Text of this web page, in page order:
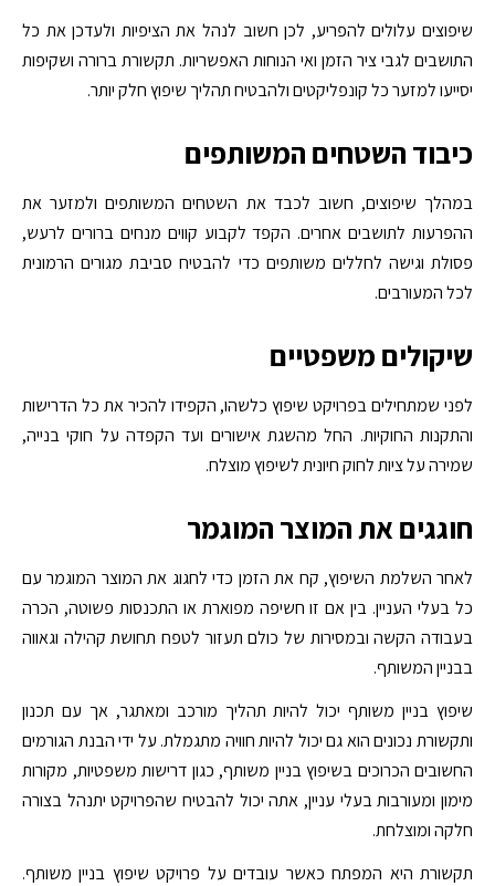
שיפוצים עלולים להפריע, לכן חשוב לנהל את הציפיות ולעדכן את כל
התושבים לגבי ציר הזמן ואי הנוחות האפשריות. תקשורת ברורה ושקיפות
יסייעו למזער כל קונפליקטים ולהבטיח תהליך שיפוץ חלק יותר.
כיבוד השטחים המשותפים
במהלך שיפוצים, חשוב לכבד את השטחים המשותפים ולמזער את
ההפרעות לתושבים אחרים. הקפד לקבוע קווים מנחים ברורים לרעש,
פסולת וגישה לחללים משותפים כדי להבטיח סביבת מגורים הרמונית
לכל המעורבים.
שיקולים משפטיים
לפני שמתחילים בפרויקט שיפוץ כלשהו, הקפידו להכיר את כל הדרישות
והתקנות החוקיות. החל מהשגת אישורים ועד הקפדה על חוקי בנייה,
שמירה על ציות לחוק חיונית לשיפוץ מוצלח.
חוגגים את המוצר המוגמר
לאחר השלמת השיפוץ, קח את הזמן כדי לחגוג את המוצר המוגמר עם
כל בעלי העניין. בין אם זו חשיפה מפוארת או התכנסות פשוטה, הכרה
בעבודה הקשה ובמסירות של כולם תעזור לטפח תחושת קהילה וגאווה
בבניין המשותף.
שיפוץ בניין משותף יכול להיות תהליך מורכב ומאתגר, אך עם תכנון
ותקשורת נכונים הוא גם יכול להיות חוויה מתגמלת. על ידי הבנת הגורמים
החשובים הכרוכים בשיפוץ בניין משותף, כגון דרישות משפטיות, מקורות
מימון ומעורבות בעלי עניין, אתה יכול להבטיח שהפרויקט יתנהל בצורה
חלקה ומוצלחת.
תקשורת היא המפתח כאשר עובדים על פרויקט שיפוץ בניין משותף.